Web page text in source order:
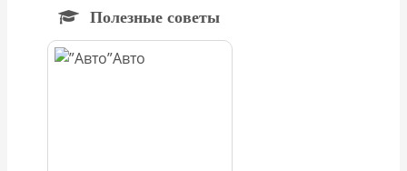
Полезные советы
Авто